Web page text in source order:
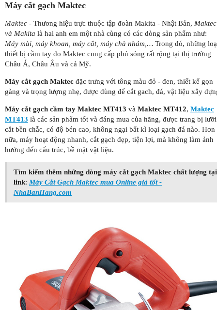
Máy cắt gạch Maktec
Maktec - Thương hiệu trực thuộc tập đoàn Makita - Nhật Bản, Maktec
và Makita là hai anh em một nhà cùng có các dòng sản phẩm như:
Máy mài, máy khoan, máy cắt, máy chà nhám,… Trong đó, những
thiết bị cầm tay do Maktec cung cấp phủ sóng rất rộng tại thị trường
Châu Á, Châu Âu và cả Mỹ.
Máy cắt gạch Maktec đặc trưng với tông màu đỏ - đen, thiết kế gọn
gàng và trọng lượng nhẹ, được dùng để cắt gach, đá, vật liệu xây
Máy cắt gạch cầm tay Maktec MT413 và Maktec MT412, Maktec
MT413 là các sản phẩm tốt và đáng mua của hãng, được trang bị lưỡi
cắt bền chắc, có độ bén cao, không ngại bất kì loại gạch đá nào. Hơn
nữa, máy hoạt động nhanh, cắt gạch đẹp, tiện lợi, mà không làm ảnh
hưởng đến cấu trúc, bề mặt vật liệu.
Tìm kiếm thêm những dòng máy cắt gạch Maktec chất lượng tại
link: Máy Cắt Gạch Maktec mua Online giá tốt -
NhaBanHang.com